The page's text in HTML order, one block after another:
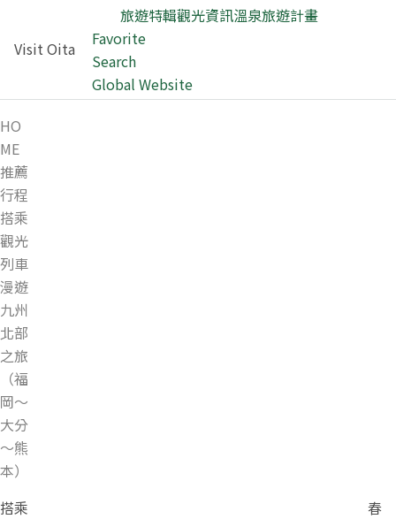
Visit Oita
旅遊特輯觀光資訊溫泉旅遊計畫
Favorite
Search
Global Website
HO
ME
推薦
行程
搭乘
觀光
列車
漫遊
九州
北部
之旅
（福
岡～
大分
～熊
本）
搭乘
春